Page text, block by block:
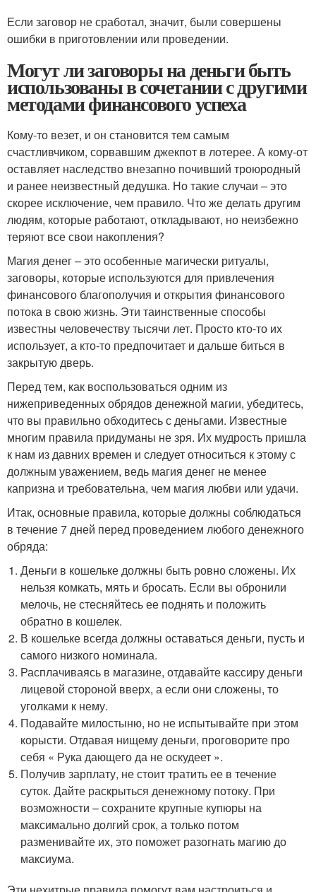
Если заговор не сработал, значит, были совершены
ошибки в приготовлении или проведении.
Могут ли заговоры на деньги быть
использованы в сочетании с другими
методами финансового успеха
Кому-то везет, и он становится тем самым
счастливчиком, сорвавшим джекпот в лотерее. А кому-от
оставляет наследство внезапно почивший троюродный
и ранее неизвестный дедушка. Но такие случаи – это
скорее исключение, чем правило. Что же делать другим
людям, которые работают, откладывают, но неизбежно
теряют все свои накопления?
Магия денег – это особенные магически ритуалы,
заговоры, которые используются для привлечения
финансового благополучия и открытия финансового
потока в свою жизнь. Эти таинственные способы
известны человечеству тысячи лет. Просто кто-то их
использует, а кто-то предпочитает и дальше биться в
закрытую дверь.
Перед тем, как воспользоваться одним из
нижеприведенных обрядов денежной магии, убедитесь,
что вы правильно обходитесь с деньгами. Известные
многим правила придуманы не зря. Их мудрость пришла
к нам из давних времен и следует относиться к этому с
должным уважением, ведь магия денег не менее
капризна и требовательна, чем магия любви или удачи.
Итак, основные правила, которые должны соблюдаться
в течение 7 дней перед проведением любого денежного
обряда:
Деньги в кошельке должны быть ровно сложены. Их
нельзя комкать, мять и бросать. Если вы обронили
мелочь, не стесняйтесь ее поднять и положить
обратно в кошелек.
В кошельке всегда должны оставаться деньги, пусть и
самого низкого номинала.
Расплачиваясь в магазине, отдавайте кассиру деньги
лицевой стороной вверх, а если они сложены, то
уголками к нему.
Подавайте милостыню, но не испытывайте при этом
корысти. Отдавая нищему деньги, проговорите про
себя « Рука дающего да не оскудеет ».
Получив зарплату, не стоит тратить ее в течение
суток. Дайте раскрыться денежному потоку. При
возможности – сохраните крупные купюры на
максимально долгий срок, а только потом
разменивайте их, это поможет разогнать магию до
максиума.